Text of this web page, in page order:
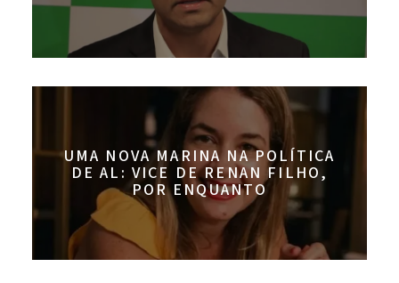
UMA NOVA MARINA NA POLÍTICA
DE AL: VICE DE RENAN FILHO,
POR ENQUANTO